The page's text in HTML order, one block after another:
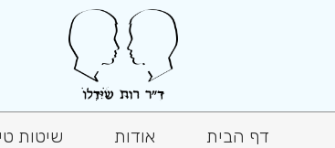
דף הבית אודות שיטות